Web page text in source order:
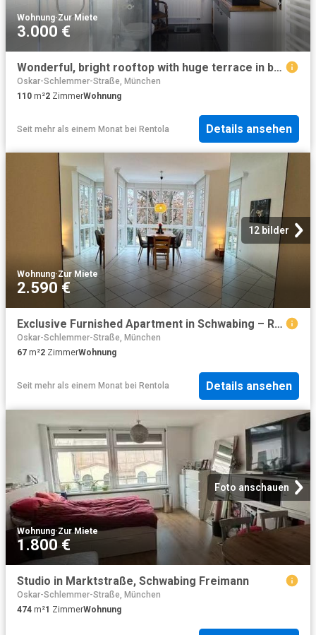
Wohnung·Zur Miete
3.000 €
Wonderful, bright rooftop with huge terrace in best location
Oskar-Schlemmer-Straße, München
110 m²2 ZimmerWohnung
Seit mehr als einem Monat bei Rentola Details ansehen
12 bilder
Wohnung·Zur Miete
2.590 €
Exclusive Furnished Apartment in Schwabing – Right Next to the English Garden
Oskar-Schlemmer-Straße, München
67 m²2 ZimmerWohnung
Seit mehr als einem Monat bei Rentola Details ansehen
Foto anschauen
Wohnung·Zur Miete
1.800 €
Studio in Marktstraße, Schwabing Freimann
Oskar-Schlemmer-Straße, München
474 m²1 ZimmerWohnung